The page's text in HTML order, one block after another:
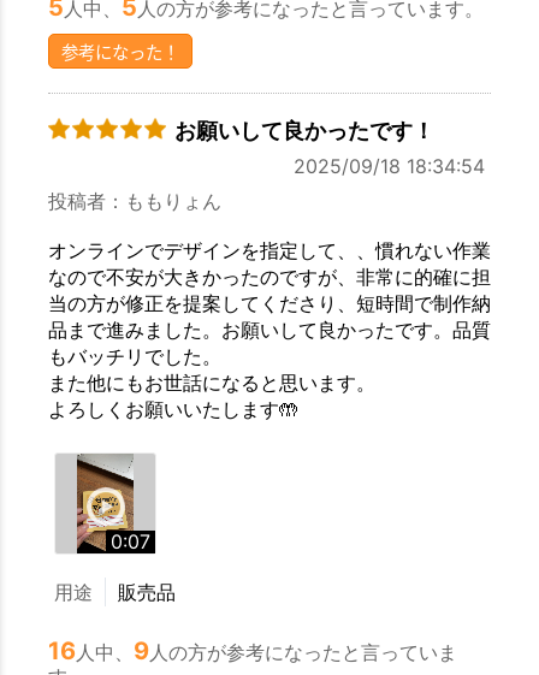
お買い物を続ける カートへ進む
5 人中、 5 人の方が参考になったと言っています。
参考になった！
お願いして良かったです！
2025/09/18 18:34:54
投稿者：ももりょん
オンラインでデザインを指定して、、慣れない作業
なので不安が大きかったのですが、非常に的確に担
当の方が修正を提案してくださり、短時間で制作納
品まで進みました。お願いして良かったです。品質
もバッチリでした。
また他にもお世話になると思います。
よろしくお願いいたします🤲
0:07
用途 販売品
16人中、 9人の方が参考になったと言っていま